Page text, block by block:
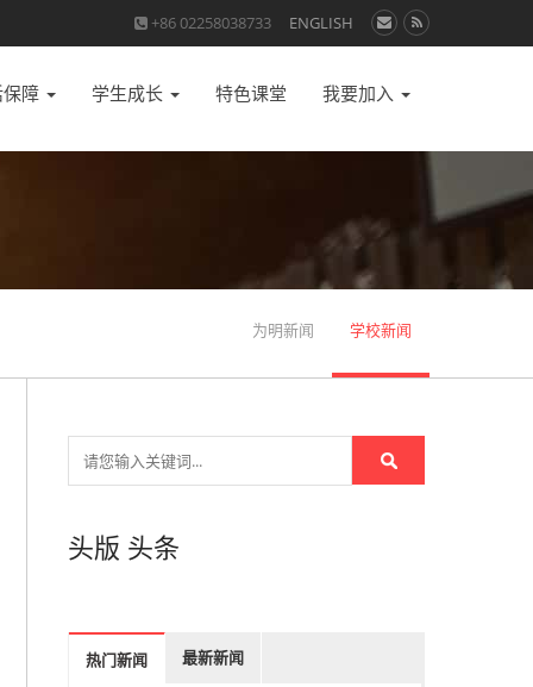
+86 02258038733 ENGLISH
障 学生成长 特色课堂 我要加入
为明新闻 学校新闻
头版 头条
热门新闻 最新新闻